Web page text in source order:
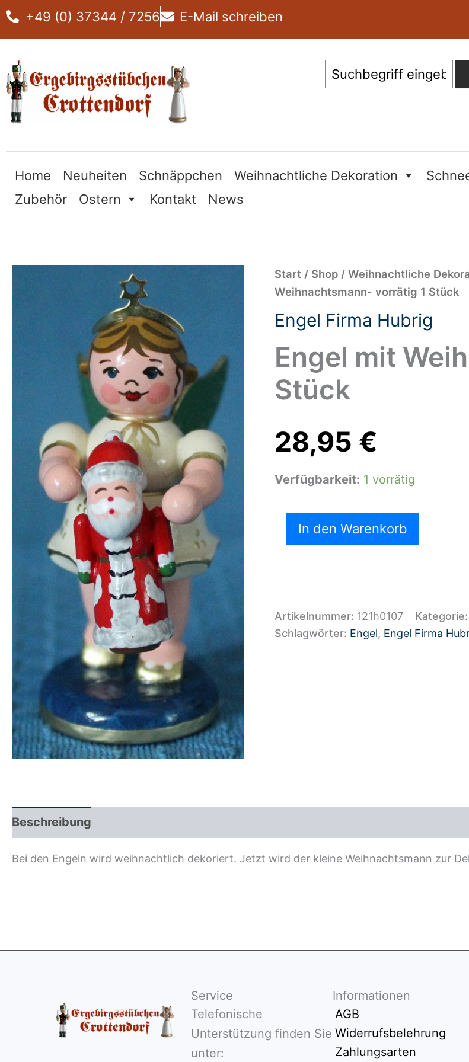
Zum
+49 (0) 37344 / 7256 E-Mail schreiben
Home Neuheiten Schnäppchen Weihnachtliche Dekoration
Zubehör
Ostern Kontakt News
Start / Shop /Weihnachtliche
Weihnachtsmann- vorrätig 1 Stück
Engel Firma Hubrig
Engel mit
Stück
28,95 €
Verfügbarkeit: 1 vorrätig
Engel
Weihnachtsmann-
1
Stück
In den Warenkorb
Artikelnummer: 121h0107 Kategorie:
Schlagwörter: Engel, Engel Firma
Beschreibung
Bei den Engeln wird weihnachtlich dekoriert. Jetzt wird der kleine Weihnachtsmann zur
Service
Telefonische
Unterstützung finden Sie
unter:
Informationen
AGB
Widerrufsbelehrung
Zahlungsarten